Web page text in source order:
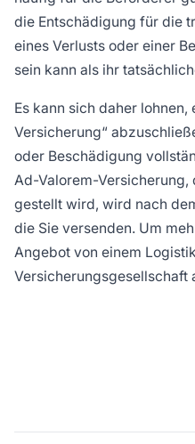
die Entschädigung für die
eines Verlusts oder einer
sein kann als ihr
Es kann sich daher lohnen,
Versicherung“
oder Beschädigung
Ad-Valorem-Versicherung,
gestellt wird, wird nach
die Sie versenden. Um
Angebot von einem
Versicherungsgesellschaft